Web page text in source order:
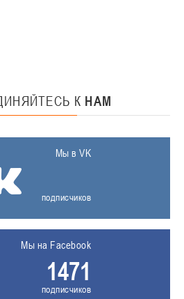
К НАМ
Мы в VK
подписчиков
Мы на Facebook
1471
подписчиков